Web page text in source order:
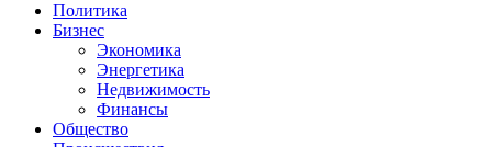
Политика
Бизнес
Экономика
Энергетика
Недвижимость
Финансы
Общество